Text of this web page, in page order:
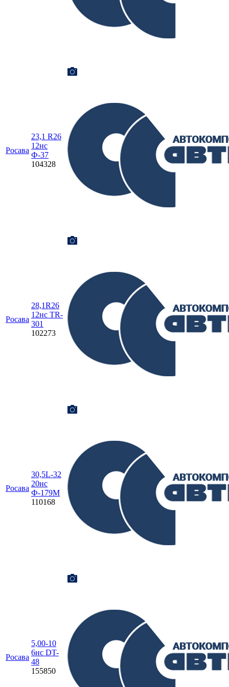
Росава
23,1 R26
12нс
Ф-37
104328
Росава
28,1R26
12нс TR-
301
102273
Росава
30,5L-32
20нс
Ф-179М
110168
Росава
5,00-10
6нс DT-
48
155850